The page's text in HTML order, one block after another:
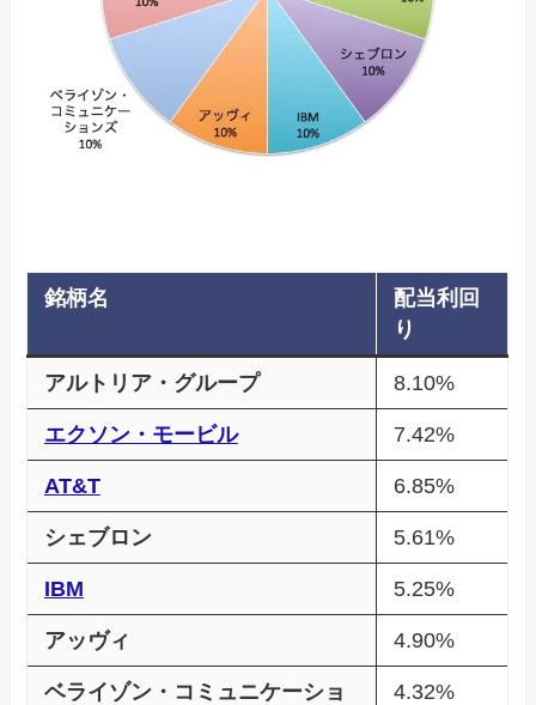
銘柄名
配当利回
り
アルトリア・グループ 8.10%
エクソン・モービル 7.42%
AT&T 6.85%
シェブロン 5.61%
IBM 5.25%
アッヴィ 4.90%
ベライゾン・コミュニケーショ
4.32%